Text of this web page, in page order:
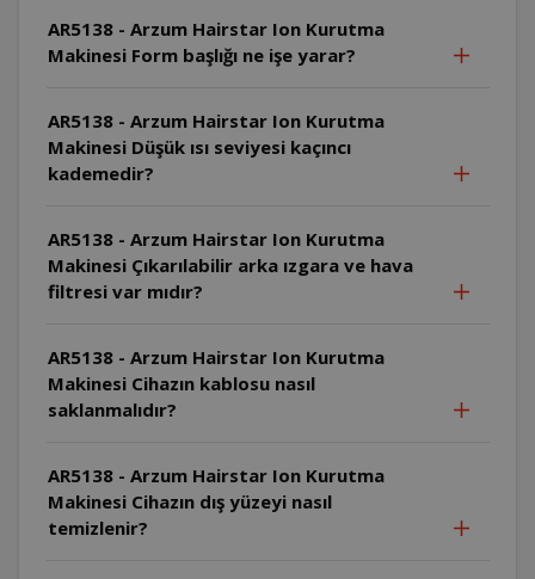
AR5138 - Arzum Hairstar Ion Kurutma
Makinesi Form başlığı ne işe yarar?
AR5138 - Arzum Hairstar Ion Kurutma
Makinesi Düşük ısı seviyesi kaçıncı
kademedir?
AR5138 - Arzum Hairstar Ion Kurutma
Makinesi Çıkarılabilir arka ızgara ve hava
filtresi var mıdır?
AR5138 - Arzum Hairstar Ion Kurutma
Makinesi Cihazın kablosu nasıl
saklanmalıdır?
AR5138 - Arzum Hairstar Ion Kurutma
Makinesi Cihazın dış yüzeyi nasıl
temizlenir?